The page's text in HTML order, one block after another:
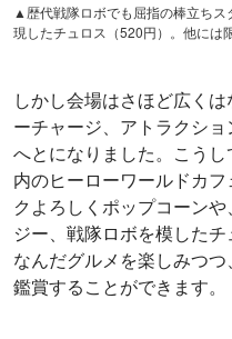
▲歴代戦隊ロボでも屈指の棒立ち
現したチュロス（520円）。他には
しかし会場はさほど広く
ーチャージ、アトラクシ
へとになりました。こう
内のヒーローワールドカ
クよろしくポップコーン
ジー、戦隊ロボを模した
なんだグルメを楽しみつ
鑑賞することができます。